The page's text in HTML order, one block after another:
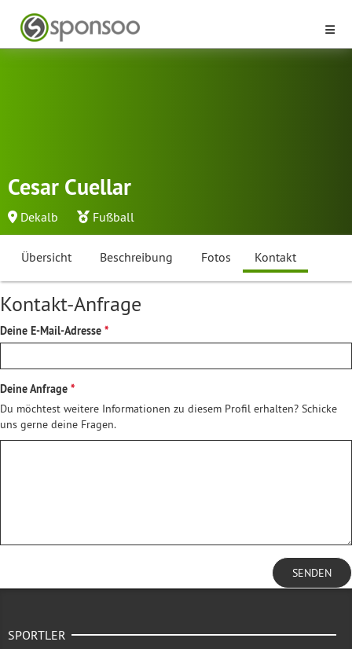
Cesar Cuellar
Dekalb Fußball
Übersicht Beschreibung Fotos Kontakt
Kontakt-Anfrage
Deine E-Mail-Adresse
Deine Anfrage
Du möchtest weitere Informationen zu diesem Profil erhalten? Schicke
uns gerne deine Fragen.
SENDEN
SPORTLER